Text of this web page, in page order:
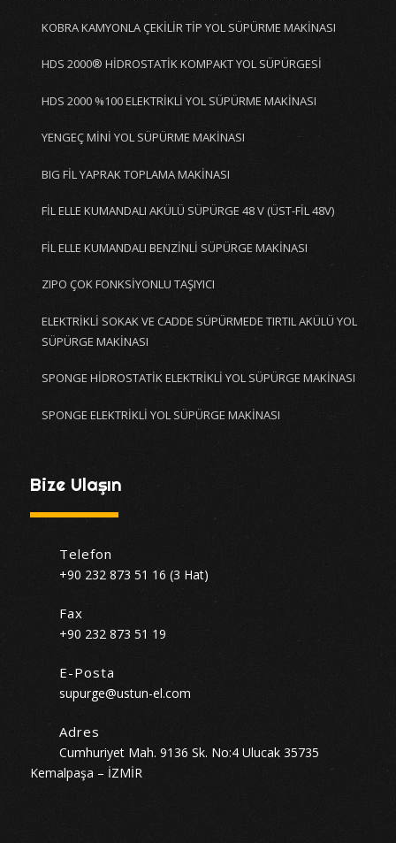
KOBRA KAMYONLA ÇEKİLİR TİP YOL SÜPÜRME MAKİNASI
HDS 2000® HİDROSTATİK KOMPAKT YOL SÜPÜRGESİ
HDS 2000 %100 ELEKTRİKLİ YOL SÜPÜRME MAKİNASI
YENGEÇ MİNİ YOL SÜPÜRME MAKİNASI
BIG FİL YAPRAK TOPLAMA MAKİNASI
FİL ELLE KUMANDALI AKÜLÜ SÜPÜRGE 48 V (ÜST-FİL 48V)
FİL ELLE KUMANDALI BENZİNLİ SÜPÜRGE MAKİNASI
ZIPO ÇOK FONKSİYONLU TAŞIYICI
ELEKTRİKLİ SOKAK VE CADDE SÜPÜRMEDE TIRTIL AKÜLÜ YOL
SÜPÜRGE MAKİNASI
SPONGE HİDROSTATİK ELEKTRİKLİ YOL SÜPÜRGE MAKİNASI
SPONGE ELEKTRİKLİ YOL SÜPÜRGE MAKİNASI
Bize Ulaşın
Telefon
+90 232 873 51 16 (3 Hat)
Fax
+90 232 873 51 19
E-Posta
supurge@ustun-el.com
Adres
Cumhuriyet Mah. 9136 Sk. No:4 Ulucak 35735
Kemalpaşa – İZMİR